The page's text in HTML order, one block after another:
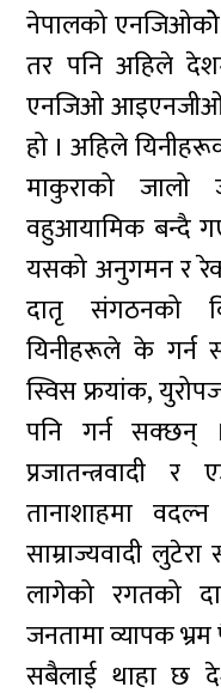
नेपालको एनजिओकोे
तर पनि अहिले
एनजिओ
हो । अहिले
माकुराको
वहुआयामिक बन्दै
यसको अनुगमन र
दातृ संगठनको
यिनीहरूले के गर्न
स्विस फ्रयांक,
पनि गर्न सक्छन्
प्रजातन्त्रवादी र
तानाशाहमा
साम्राज्यवादी
लागेको रगतको
जनतामा व्यापक भ्रम
सबैलाई थाहा छ